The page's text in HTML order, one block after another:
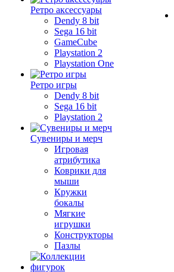
Ретро аксессуары
Dendy 8 bit
Sega 16 bit
GameCube
Playstation 2
Playstation One
Ретро игры
Dendy 8 bit
Sega 16 bit
Playstation 2
Сувениры и мерч
Игровая
атрибутика
Коврики для
мыши
Кружки
бокалы
Мягкие
игрушки
Конструкторы
Пазлы